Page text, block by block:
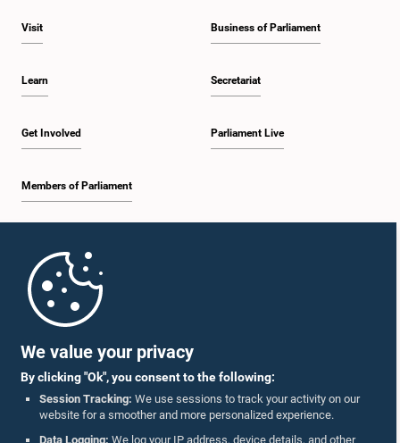
We value your privacy
By clicking "Ok", you consent to the following:
Session Tracking: We use sessions to track your activity on our
website for a smoother and more personalized experience.
Data Logging: We log your IP address, device details, and other
Visit
Learn
Get Involved
Members of Parliament
Business of Parliament
Secretariat
Parliament Live
Parliament Mobile App
Follow Us On :